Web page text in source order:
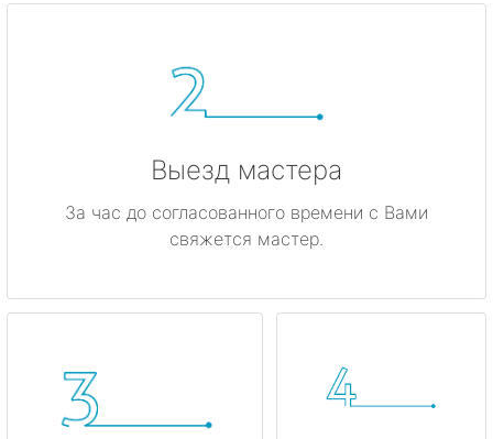
Выезд мастера
За час до согласованного времени с Вами
свяжется мастер.